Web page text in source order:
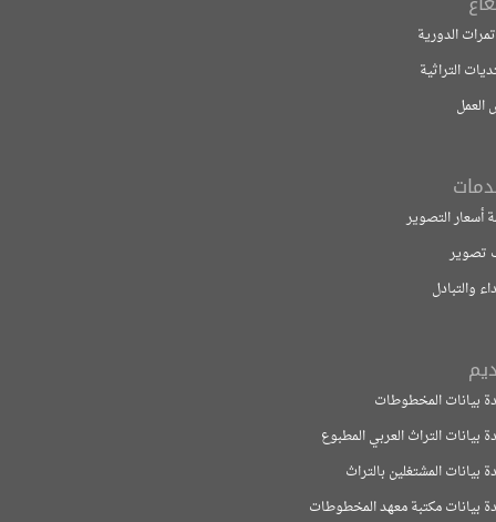
المخطوطات
التراث العربي المطبوع
المشتغلين بالتراث
مكتبة معهد المخطوطات